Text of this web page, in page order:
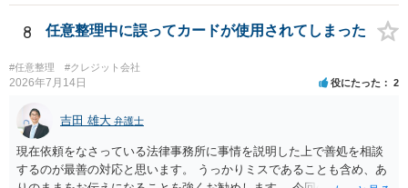
はそもそも事案を把握できていないようですので、御相談の案件につ
いては弁護士として能力不足なのかもしれません。相手にしない方が
良いと思います。ただ、仮想通貨詐欺の被害回復は現実的には難しい
かもしれません。
8 任意整理中に誤ってカードが使用されてしまった
#任意整理 #クレジット会社
2026年7月14日 役にたった 2
吉田 雄大 弁護士
現在依頼をなさっている法律事務所に事情を説明した上で善処を相談
するのが最善の対応と思います。 うっかりミスであることも含め、あ